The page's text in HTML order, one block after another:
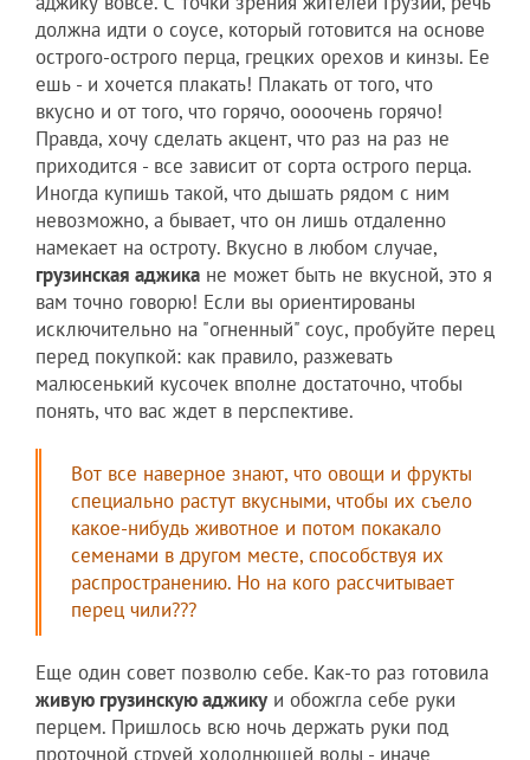
должна идти о соусе, который готовится на основе
острого-острого перца, грецких орехов и кинзы. Ее
ешь - и хочется плакать! Плакать от того, что
вкусно и от того, что горячо, оооочень горячо!
Правда, хочу сделать акцент, что раз на раз не
приходится - все зависит от сорта острого перца.
Иногда купишь такой, что дышать рядом с ним
невозможно, а бывает, что он лишь отдаленно
намекает на остроту. Вкусно в любом случае,
грузинская аджика не может быть не вкусной, это я
вам точно говорю! Если вы ориентированы
исключительно на "огненный" соус, пробуйте перец
перед покупкой: как правило, разжевать
малюсенький кусочек вполне достаточно, чтобы
понять, что вас ждет в перспективе.
Вот все наверное знают, что овощи и фрукты
специально растут вкусными, чтобы их съело
какое-нибудь животное и потом покакало
семенами в другом месте, способствуя их
распространению. Но на кого рассчитывает
перец чили???
Еще один совет позволю себе. Как-то раз готовила
живую грузинскую аджику и обожгла себе руки
перцем. Пришлось всю ночь держать руки под
проточной струей холоднющей воды - иначе